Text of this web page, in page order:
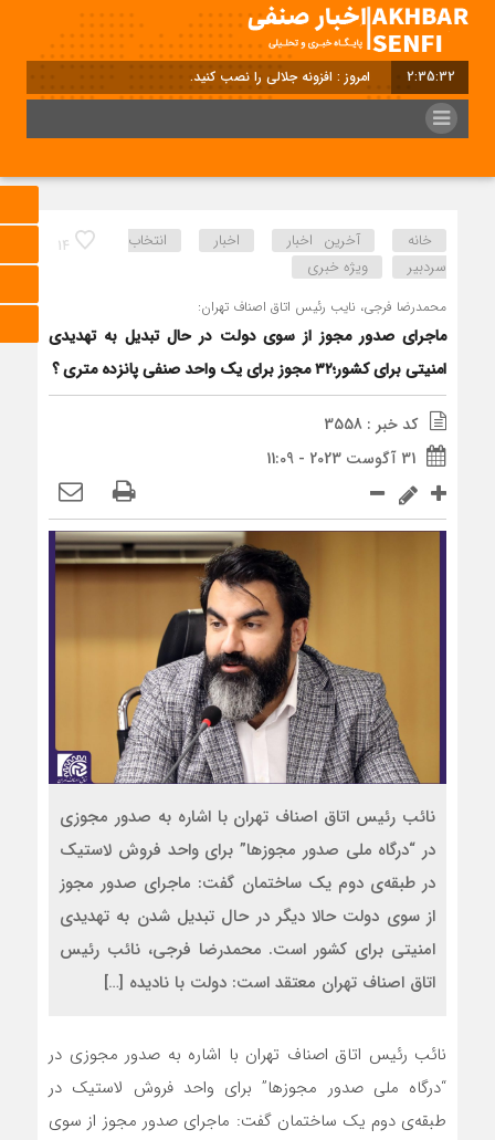
2:35:33 امروز : افزونه جلالی را نصب کنید.
14 خانه آخرین اخبار اخبار
انتخاب
سردبیر
ویژه خبری
محمدرضا فرجی، نایب رئیس اتاق اصناف تهران:
ماجرای صدور مجوز از سوی دولت در حال تبدیل به تهدیدی
امنیتی برای کشور؛۳۲ مجوز برای یک واحد صنفی پانزده متری ؟
کد خبر : 3558
31 آگوست 2023 - 11:09
نائب رئیس اتاق اصناف تهران با اشاره به صدور مجوزی
در “درگاه ملی صدور مجوزها” برای واحد فروش لاستیک
در طبقه‌ی دوم یک ساختمان گفت: ماجرای صدور مجوز
از سوی دولت حالا دیگر در حال تبدیل شدن به تهدیدی
امنیتی برای کشور است. محمدرضا فرجی، نائب رئیس
اتاق اصناف تهران معتقد است: دولت با نادیده […]
نائب رئیس اتاق اصناف تهران با اشاره به صدور مجوزی در
“درگاه ملی صدور مجوزها” برای واحد فروش لاستیک در
طبقه‌ی دوم یک ساختمان گفت: ماجرای صدور مجوز از سوی